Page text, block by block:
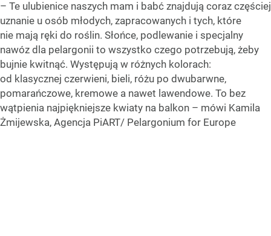
– Te ulubienice naszych mam i babć znajdują coraz częściej
uznanie u osób młodych, zapracowanych i tych, które
nie mają ręki do roślin. Słońce, podlewanie i specjalny
nawóz dla pelargonii to wszystko czego potrzebują, żeby
bujnie kwitnąć. Występują w różnych kolorach:
od klasycznej czerwieni, bieli, różu po dwubarwne,
pomarańczowe, kremowe a nawet lawendowe. To bez
wątpienia najpiękniejsze kwiaty na balkon – mówi Kamila
Żmijewska, Agencja PiART/ Pelargonium for Europe